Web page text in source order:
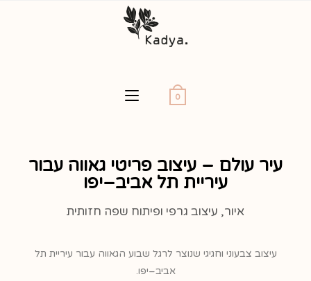
0
עיר עולם – עיצוב פריטי גאווה עבור
עיריית תל אביב–יפו
איור, עיצוב גרפי ופיתוח שפה חזותית
עיצוב צבעוני וחגיגי שנוצר לרגל שבוע הגאווה עבור עיריית תל
אביב–יפו.